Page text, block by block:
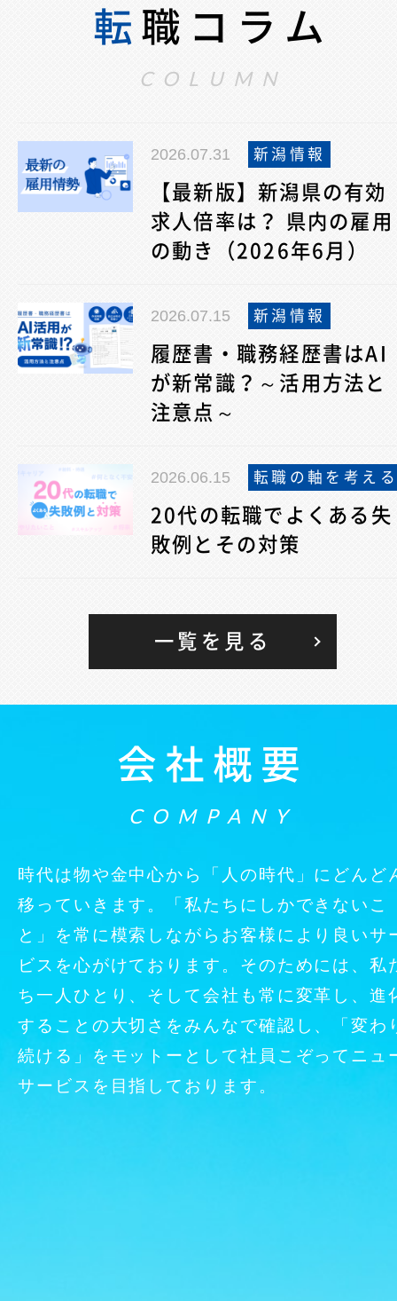
転 職コラム
COLUMN
2026.07.31 新潟情報
【最新版】新潟県の有効
求人倍率は？ 県内の雇用
の動き（2026年6月）
2026.07.15 新潟情報
履歴書・職務経歴書はAI
が新常識？～活用方法と
注意点～
2026.06.15 転職の軸を考える
20代の転職でよくある失
敗例とその対策
一覧を見る
会社概要
COMPANY
時代は物や金中心から「人の時代」にどんど
移っていきます。
「私たちにしかできないこ
と」を常に模索しながらお客様により良いサ
ビスを心がけております。 そのためには、私
ち一人ひとり、そして会社も常に変革し、進
することの大切さをみんなで確認し、
「変わ
続ける」をモットーとして社員こぞってニュ
サービスを目指しております。